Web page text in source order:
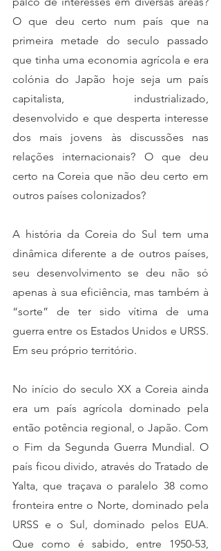
O que deu certo num país que na
primeira metade do seculo passado
que tinha uma economia agrícola e era
colónia do Japão hoje seja um país
capitalista, industrializado,
desenvolvido e que desperta interesse
dos mais jovens às discussões nas
relações internacionais? O que deu
certo na Coreia que não deu certo em
outros países colonizados?
A história da Coreia do Sul tem uma
dinâmica diferente a de outros países,
seu desenvolvimento se deu não só
apenas à sua eficiência, mas também à
“sorte” de ter sido vítima de uma
guerra entre os Estados Unidos e URSS.
Em seu próprio território.
No início do seculo XX a Coreia ainda
era um país agrícola dominado pela
então potência regional, o Japão. Com
o Fim da Segunda Guerra Mundial. O
país ficou divido, através do Tratado de
Yalta, que traçava o paralelo 38 como
fronteira entre o Norte, dominado pela
URSS e o Sul, dominado pelos EUA.
Que como é sabido, entre 1950-53,